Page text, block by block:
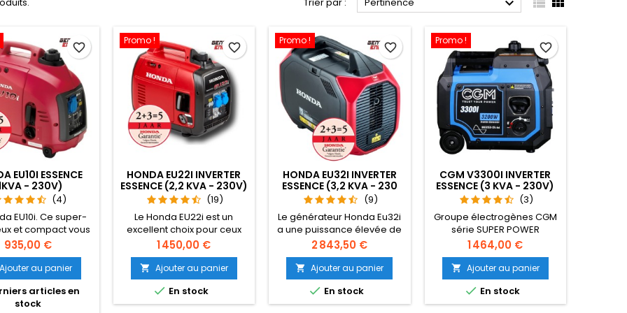

EU10I ESSENCE
- 230V)
(4)
EU10i. Ce super-
et compact vous
l'électricité dans
quel endroit. La
de la Technologie
l'unité est une
élevée, et
Prix
935,00 €
Ajouter au panier
articles en
stock
favorite_border
Promo !
HONDA EU22I INVERTER
ESSENCE (2,2 KVA - 230V)
(19)
Le Honda EU22i est un
excellent choix pour ceux
qui ont besoin d’un
générateur portable fiable,
silencieux et économe en
carburant.
Prix
1 450,00 €
 Ajouter au panier
 En stock
favorite_border
Promo !
HONDA EU32I INVERTER
ESSENCE (3,2 KVA - 230
V)
(9)
Le générateur Honda Eu32i
a une puissance élevée de
3,2 kVA emballée dans un
modèle de boîtier léger et
compact (26,5 kg).
Lancement Now Easy en
deux actions. La Honda
Eu32i est équipée d'un
Prix
2 843,50 €
 Ajouter au panier
 En stock
favorite_border
Promo !
CGM V3300I INVERTER
ESSENCE (3 KVA - 230V)
(3)
Groupe électrogènes CGM
série SUPER POWER
INVERTER, avec moteur à
essence, légers et
compacts, avec
technologie à onduleur et
regulateur AVR. Cette
gamme peut être adoptée
Prix
1 464,00 €
 Ajouter au panier
 En stock
favorite_border